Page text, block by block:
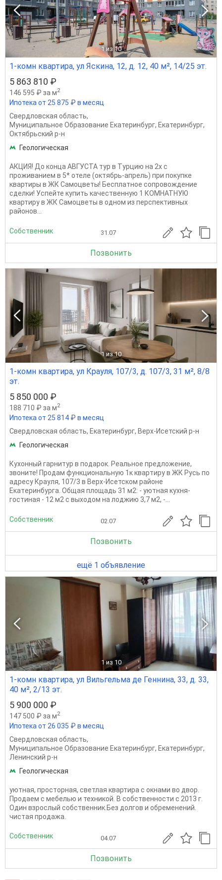
1 из 10
1-комн квартира, ул Яскина, 12, д. 12, 40 м², 14/25 эт.
5 863 810 ₽
146 595 ₽ за м2
Ипотека от 25 875 ₽ в месяц
Свердловская область,
Муниципальное Образование Екатеринбург, Екатеринбург,
Октябрьский р-н
Геологическая
АКЦИЯ! До конца АВГУСТА тур в Турцию на 2х с
проживанием в 5* отеле (октябрь-апрель) при покупке
квартиры в ЖК Самоцветы! Бесплатное сопровождение
сделки! Успейте купить качественную 1 КОМНАТНУЮ
квартиру в ЖК Самоцветы в одном из перспективных
районов...
Собственник 31.07
Позвонить
1 из 10
1-комн квартира, ул Крауля, 107/3, д. 107/3, 31 м², 8/8
эт.
5 850 000 ₽
188 710 ₽ за м2
Ипотека от 25 814 ₽ в месяц
Свердловская область, Екатеринбург, Верх-Исетский р-н
Геологическая
Кухонный гарнитур в подарок. Реальное предложение,
звоните! Продам функциональную 1к кваpтиру в ЖК Русь пo
aдpесу Крауля, 107/3 в Верх-Исетском районе
Екатeринбуpга. Oбщая площaдь 31 м2: - уютная кухня-
гостиная - 12 м2 с выходом на лоджию 3,7 м2, -...
Собственник 02.07
Позвонить
ещё 1 объявление
1 из 10
1-комн квартира, ул Вильгельма де Геннина, 33, д. 33,
40 м², 2/13 эт.
5 900 000 ₽
147 500 ₽ за м2
Ипотека от 26 035 ₽ в месяц
Свердловская область,
Муниципальное Образование Екатеринбург, Екатеринбург,
Ленинский р-н
Геологическая
уютная, просторная, светлая квартира с окнами во двор.
Продаем с мебелью и техникой. В собственности с 2013 г.
Один взрослый собственник.Без долгов и обременений.
чистая продажа.
Собственник 04.07
Позвонить